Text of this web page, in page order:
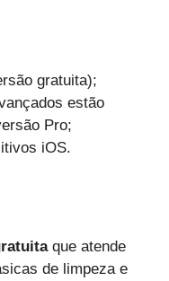
gratuita);
estão
Pro;
iOS.
que atende
de limpeza e